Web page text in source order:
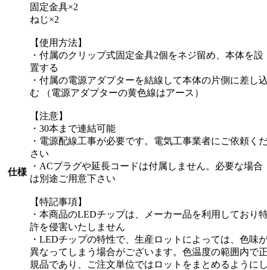
仕様
固定金具×2
ねじ×2
【使用方法】
・付属のクリップ式固定金具2個をネジ留め、本体を設
置する
・付属の電源アダプターを結線して本体の片側に差し
む （電源アダプターの黄色線はアース）
【注意】
・30本まで連結可能
・電源配線工事が必要です。電気工事業者にご依頼く
さい
・ACプラグや延長コードは付属しません。必要な場合
は別途ご用意下さい
【特記事項】
・本商品のLEDチップは、メーカー品を利用しており
許を侵害いたしません
・LEDチップの特性で、生産ロットによっては、色味
異なってしまう場合がございます。色温度の範囲内で
規品であり、ご注文単位ではロットをまとめるように